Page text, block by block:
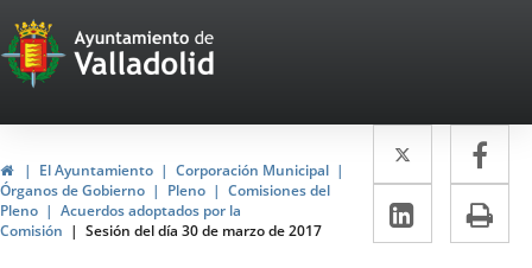
Portal
Web
del
Ayuntamiento
de
InicioEl Ayuntamiento
Corporación Municipal
Órganos de Gobierno
Pleno
Comisiones del
Pleno
Acuerdos adoptados por la
Comisión
Sesión del día 30 de marzo de 2017
Twitter
Enlace
a
una
a
LinkedIn
Enlace
a